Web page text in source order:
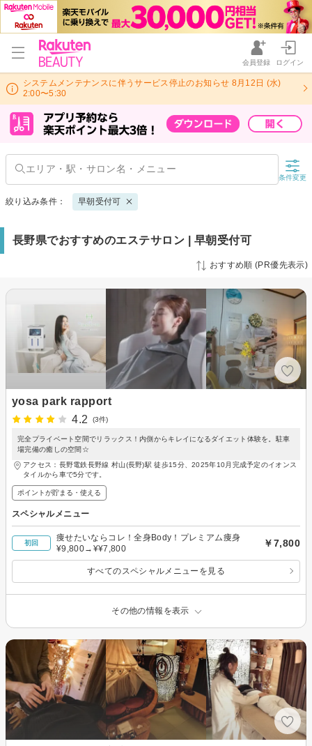
会員登録 ログイン
システムメンテナンスに伴うサービス停止のお知らせ 8月12日 (水)
2:00〜5:30
条件変更
絞り込み条件： 早朝受付可
長野県でおすすめのエステサロン | 早朝受付可
おすすめ順 (PR優先表示)
yosa park rapport
4.2
(3件)
完全プライベート空間でリラックス！内側からキレイになるダイエット体験を。駐車
場完備の癒しの空間☆
アクセス：長野電鉄長野線 村山(長野)駅 徒歩15分、2025年10月完成予定のイオンス
タイルから車で5分です。
ポイントが貯まる・使える
スペシャルメニュー
初回
痩せたいならコレ！全身Body！プレミアム痩身
¥9,800→¥¥7,800
￥7,800
すべてのスペシャルメニューを見る
その他の情報を表示